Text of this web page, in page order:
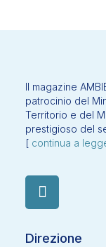
Il magazine
patrocinio del
Territorio e del
prestigioso del
[ continua a
Direzione